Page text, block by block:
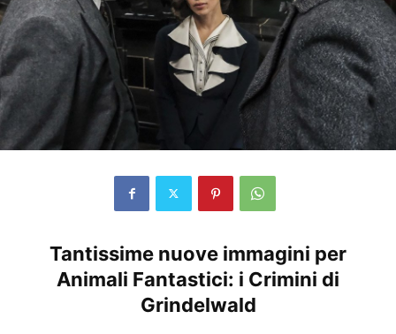
Tantissime nuove immagini per
Animali Fantastici: i Crimini di
Grindelwald